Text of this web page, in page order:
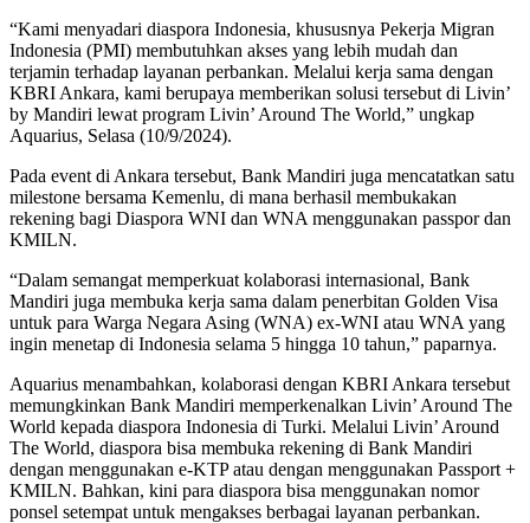
“Kami menyadari diaspora Indonesia, khususnya Pekerja Migran
Indonesia (PMI) membutuhkan akses yang lebih mudah dan
terjamin terhadap layanan perbankan. Melalui kerja sama dengan
KBRI Ankara, kami berupaya memberikan solusi tersebut di Livin’
by Mandiri lewat program Livin’ Around The World,” ungkap
Aquarius, Selasa (10/9/2024).
Pada event di Ankara tersebut, Bank Mandiri juga mencatatkan satu
milestone bersama Kemenlu, di mana berhasil membukakan
rekening bagi Diaspora WNI dan WNA menggunakan passpor dan
KMILN.
“Dalam semangat memperkuat kolaborasi internasional, Bank
Mandiri juga membuka kerja sama dalam penerbitan Golden Visa
untuk para Warga Negara Asing (WNA) ex-WNI atau WNA yang
ingin menetap di Indonesia selama 5 hingga 10 tahun,” paparnya.
Aquarius menambahkan, kolaborasi dengan KBRI Ankara tersebut
memungkinkan Bank Mandiri memperkenalkan Livin’ Around The
World kepada diaspora Indonesia di Turki. Melalui Livin’ Around
The World, diaspora bisa membuka rekening di Bank Mandiri
dengan menggunakan e-KTP atau dengan menggunakan Passport +
KMILN. Bahkan, kini para diaspora bisa menggunakan nomor
ponsel setempat untuk mengakses berbagai layanan perbankan.